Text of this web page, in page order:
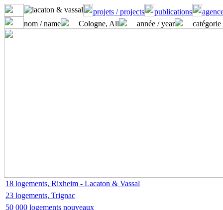
projets / projects publications
nom / name
Cologne, All année / year
18 logements, Rixheim - Lacaton & Vassal
23 logements, Trignac
50 000 logements nouveaux